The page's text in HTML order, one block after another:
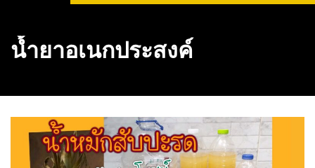
ลูกโตและหวานขนาดนี้ I didn’t expect that
such large and sweet fruit
น้ำยาอเนกประสงค์